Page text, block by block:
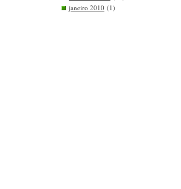
janeiro 2010 (1)